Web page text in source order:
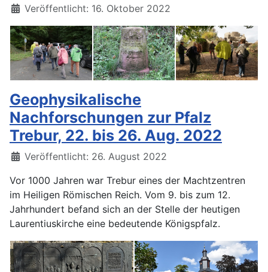
Details
Veröffentlicht: 16. Oktober 2022
Geophysikalische
Nachforschungen zur Pfalz
Trebur, 22. bis 26. Aug. 2022
Details
Veröffentlicht: 26. August 2022
Vor 1000 Jahren war Trebur eines der Machtzentren
im Heiligen Römischen Reich. Vom 9. bis zum 12.
Jahrhundert befand sich an der Stelle der heutigen
Laurentiuskirche eine bedeutende Königspfalz.